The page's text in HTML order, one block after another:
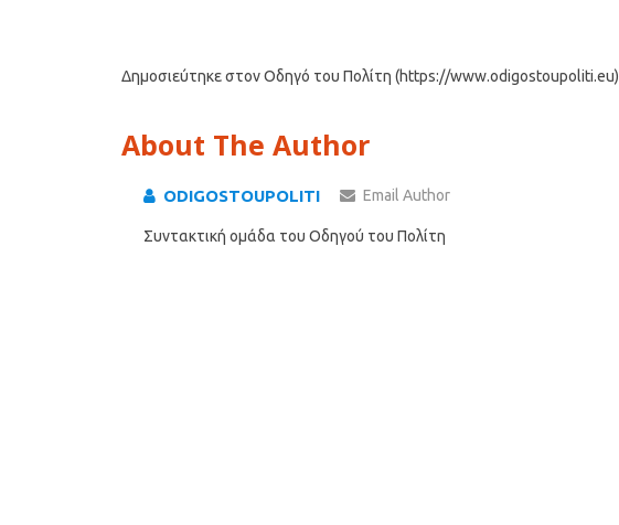
Δημοσιεύτηκε στον Οδηγό του Πολίτη (https://www.odigostoupoliti.eu)
About The Author
ODIGOSTOUPOLITI Email Author
Συντακτική ομάδα του Οδηγού του Πολίτη